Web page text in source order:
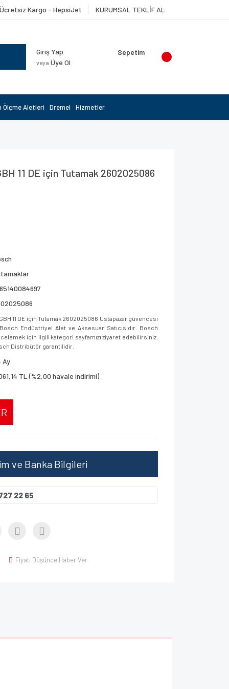
Kargo - HepsiJet KURUMSAL TEKLİF AL
Giriş Yap
veya Üye Ol
Sepetim
Ölçme Aletleri Dremel Hizmetler
11 DE için Tutamak 2602025086
11 DE için Tutamak 2602025086 Ustapazar güvencesi
Endüstriyel Alet ve Aksesuar Satıcısıdır. Bosch
için ilgili kategori sayfamızı ziyaret edebilirsiniz.
Distribütör garantilidir.
Ay
TL (%2,00 havale indirimi)
ve Banka Bilgileri
22 65
Fiyatı Düşünce Haber Ver